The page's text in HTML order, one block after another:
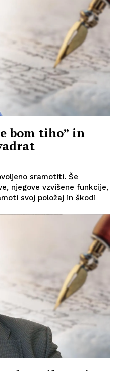
bom tiho” in
sramotiti. Še
njegove vzvišene funkcije,
svoj položaj in škodi